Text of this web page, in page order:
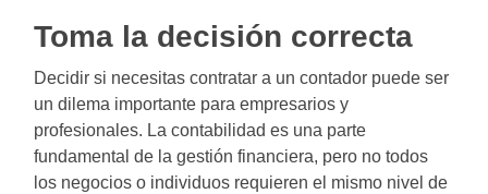
Toma la decisión correcta
Decidir si necesitas contratar a un contador puede ser
un dilema importante para empresarios y
profesionales. La contabilidad es una parte
fundamental de la gestión financiera, pero no todos
los negocios o individuos requieren el mismo nivel de